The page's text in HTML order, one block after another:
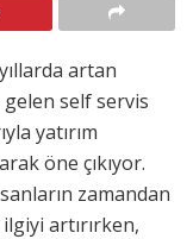
artan
self servis
yatırım
öne çıkıyor.
zamandan
artırırken,